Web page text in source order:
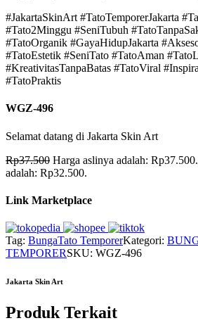
#JakartaSkinArt #TatoTemporerJakarta
#Tato2Minggu #SeniTubuh
#TatoOrganik #GayaHidupJakarta
#TatoEstetik #SeniTato #TatoAman
#KreativitasTanpaBatas #TatoViral
#TatoPraktis
WGZ-496
Selamat datang di Jakarta Skin Art
Rp37.500 Harga aslinya adalah: Rp37.500.
adalah: Rp32.500.
Link Marketplace
Tag: BungaTato TemporerKategori:
TEMPORERSKU: WGZ-496
Jakarta Skin Art
Produk Terkait